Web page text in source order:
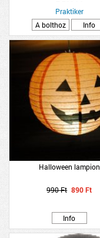
Praktiker
A bolthoz
Info
Halloween lampion
990 Ft 890 Ft
Info